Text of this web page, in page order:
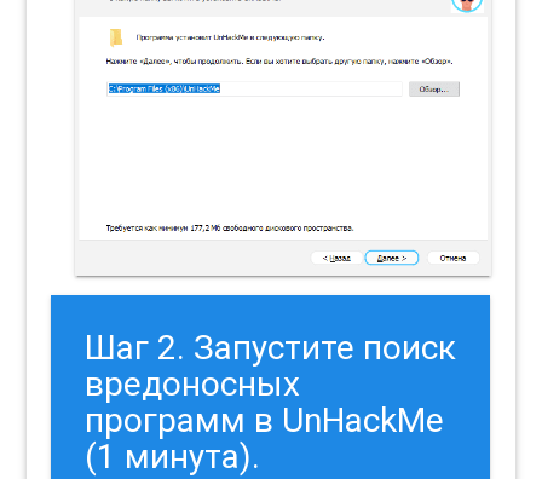
Шаг 2. Запустите поиск
вредоносных
программ в UnHackMe
(1 минута).